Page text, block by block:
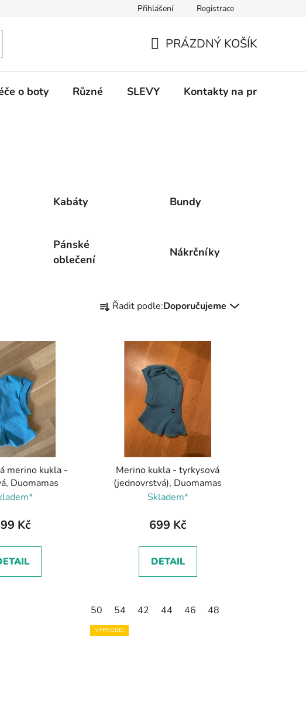
Informace k on-line platbám Odstoupení od
Přihlášení Registrace
KOŠÍK
PRÁZDNÝ KOŠÍK
o boty Různé SLEVY Kontakty na prodejny
Kabáty Bundy
Pánské
oblečení
Nákrčníky
a Řadit podle:Doporučujeme
merino kukla -
Duomamas
Kč
Merino kukla - tyrkysová
(jednovrstvá), Duomamas
Skladem*
699 Kč
DETAIL
50 54 42 44 46 48
VÝPRODEJ